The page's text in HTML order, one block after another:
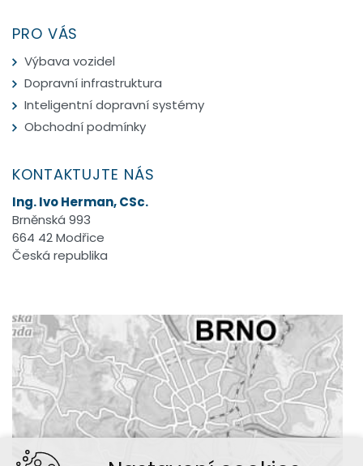
PRO VÁS
Výbava vozidel
Dopravní infrastruktura
Inteligentní dopravní systémy
Obchodní podmínky
KONTAKTUJTE NÁS
Ing. Ivo Herman, CSc.
Brněnská 993
664 42 Modřice
Česká republika